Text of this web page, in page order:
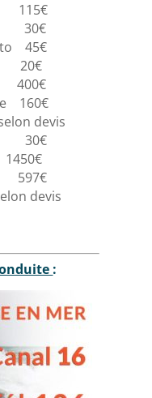
30€
45€
160€
devis
30€
devis
: